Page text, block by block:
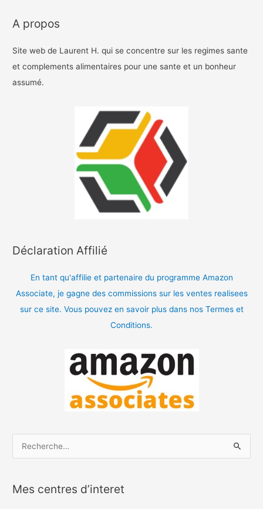
A propos
Site web de Laurent H. qui se concentre sur les regimes sante
et complements alimentaires pour une sante et un bonheur
assumé.
Déclaration Affilié
En tant qu'affilie et partenaire du programme Amazon
Associate, je gagne des commissions sur les ventes realisees
sur ce site. Vous pouvez en savoir plus dans nos Termes et
Conditions.
h
Mes centres d’interet